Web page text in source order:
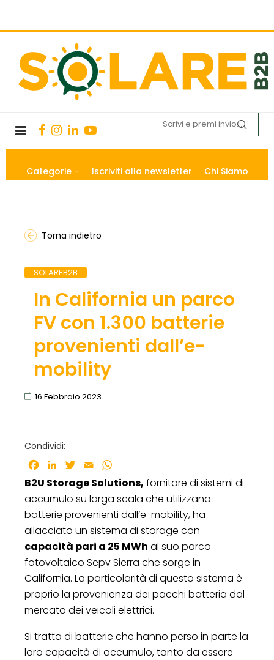
Categorie Iscriviti alla newsletter Chi Siamo
Torna indietro
SOLAREB2B
In California un parco
FV con 1.300 batterie
provenienti dall’e-
mobility
16 Febbraio 2023
Condividi:
Facebook
LinkedInTwitter
Email
B2U Storage Solutions, fornitore di sistemi di
accumulo su larga scala che utilizzano
batterie provenienti dall’e-mobility, ha
allacciato un sistema di storage con
capacità pari a 25 MWh al suo parco
fotovoltaico Sepv Sierra che sorge in
California. La particolarità di questo sistema è
proprio la provenienza dei pacchi batteria dal
mercato dei veicoli elettrici.
Si tratta di batterie che hanno perso in parte la
loro capacità di accumulo, tanto da essere